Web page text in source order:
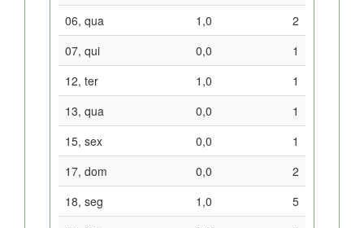
06, qua
1,0
2
07, qui
0,0
1
12, ter
1,0
1
13, qua
0,0
1
15, sex
0,0
1
17, dom
0,0
2
18, seg
1,0
5